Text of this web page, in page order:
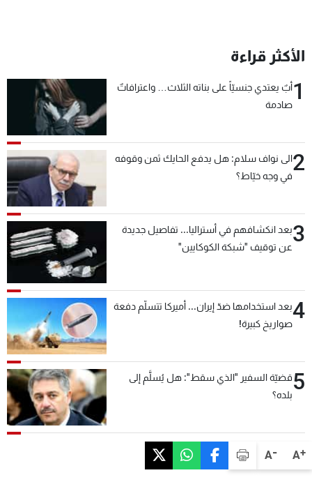
A+
A-
الأكثر قراءة
1أبٌ يعتدي جنسيّاً على بناته الثلاث… واعترافاتٌ
صادمة
2الى نواف سلام: هل يدفع الحايك ثمن وقوفه
في وجه خيّاط؟
3بعد انكشافهم في أستراليا... تفاصيل جديدة
عن توقيف "شبكة الكوكايين"
4بعد استخدامها ضدّ إيران... أميركا تتسلّم دفعة
صواريخ كبيرة!
5قضيّة السفير "الذي سقط": هل يُسلَّم إلى
بلده؟